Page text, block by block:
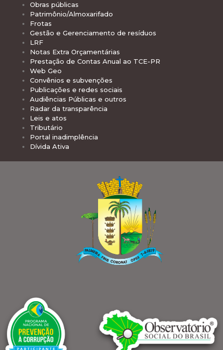
Obras públicas
Patrimônio/Almoxarifado
Frotas
Gestão e Gerenciamento de resíduos
LRF
Notas Extra Orçamentárias
Prestação de Contas Anual ao TCE-PR
Web Geo
Convênios e subvenções
Publicações e redes sociais
Audiências Públicas e outros
Radar da transparência
Leis e atos
Tributário
Portal inadimplência
Dívida Ativa